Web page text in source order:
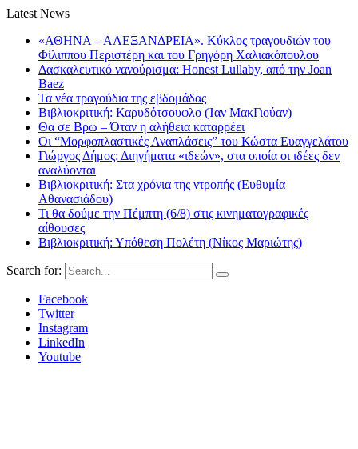
Latest News
«ΑΘΗΝΑ – ΑΛΕΞΑΝΔΡΕΙΑ». Κύκλος τραγουδιών του
Φίλιππου Περιστέρη και του Γρηγόρη Χαλιακόπουλου
Δασκαλευτικό νανούρισμα: Honest Lullaby, από την Joan
Baez
Τα νέα τραγούδια της εβδομάδας
Βιβλιοκριτική: Καρυδότσουφλο (Ίαν ΜακΓιούαν)
Θα σε Βρω – Όταν η αλήθεια καταρρέει
Οι “Μορφοπλαστικές Αναπλάσεις” του Κώστα Ευαγγελάτου
Γιώργος Δήμος: Διηγήματα «ιδεών», στα οποία οι ιδέες δεν
αναλύονται
Βιβλιοκριτική: Στα χρόνια της ντροπής (Ευθυμία
Αθανασιάδου)
Τι θα δούμε την Πέμπτη (6/8) στις κινηματογραφικές
αίθουσες
Βιβλιοκριτική: Υπόθεση Πολέτη (Νίκος Μαριώτης)
Search for:
Facebook
Twitter
Instagram
LinkedIn
Youtube